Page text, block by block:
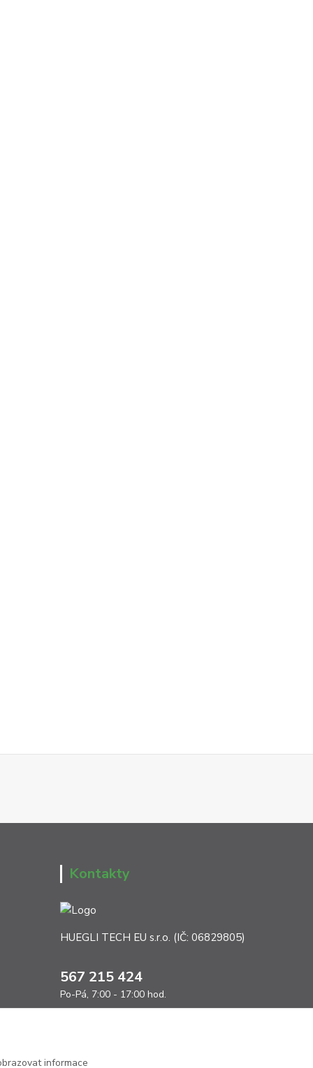
Kontakty
HUEGLI TECH EU s.r.o. (IČ: 06829805)
567 215 424
Po-Pá, 7:00 - 17:00 hod.
informace